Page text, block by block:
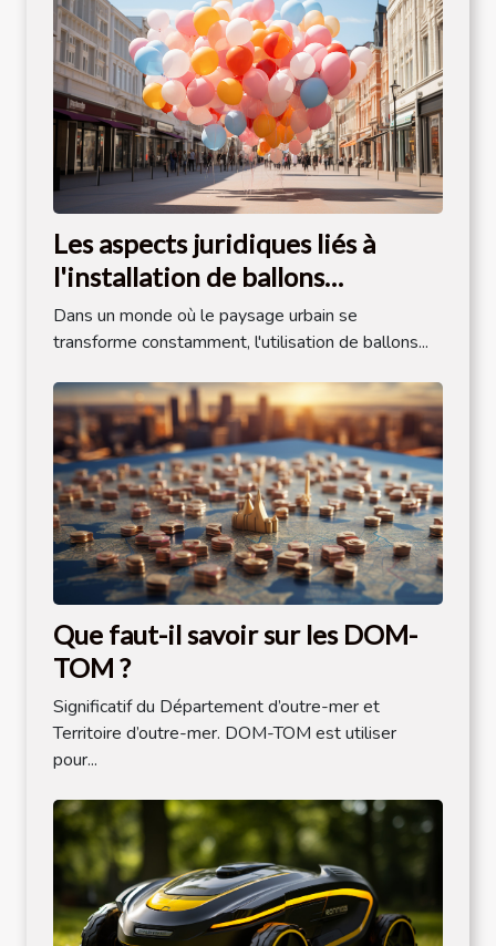
Les aspects juridiques liés à
l'installation de ballons
publicitaires dans l'espace public
Dans un monde où le paysage urbain se
transforme constamment, l'utilisation de ballons...
Que faut-il savoir sur les DOM-
TOM ?
Significatif du Département d’outre-mer et
Territoire d’outre-mer. DOM-TOM est utiliser
pour...